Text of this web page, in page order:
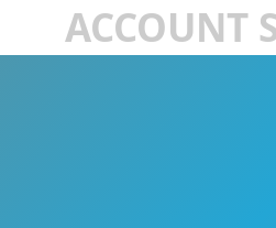
ACCOUNT